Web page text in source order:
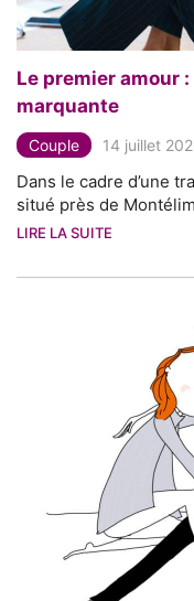
Le premier amour
marquante
Couple 14 juillet
Dans le cadre d’une
situé près de
LIRE LA SUITE